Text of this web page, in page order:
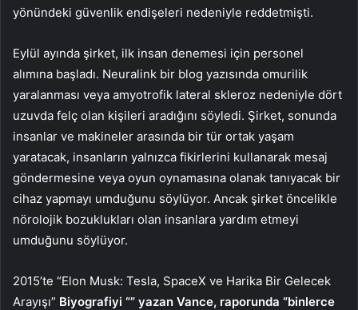
yönündeki güvenlik endişeleri nedeniyle reddetmişti.
Eylül ayında şirket, ilk insan denemesi için personel
alımına başladı. Neuralink bir blog yazısında omurilik
yaralanması veya amyotrofik lateral skleroz nedeniyle dört
uzuvda felç olan kişileri aradığını söyledi. Şirket, sonunda
insanlar ve makineler arasında bir tür ortak yaşam
yaratacak, insanların yalnızca fikirlerini kullanarak mesaj
göndermesine veya oyun oynamasına olanak tanıyacak bir
cihaz yapmayı umduğunu söylüyor. Ancak şirket öncelikle
nörolojik bozuklukları olan insanlara yardım etmeyi
umduğunu söylüyor.
2015’te “Elon Musk: Tesla, SpaceX ve Harika Bir Gelecek
Arayışı” Biyografiyi “” yazan Vance, raporunda “binlerce